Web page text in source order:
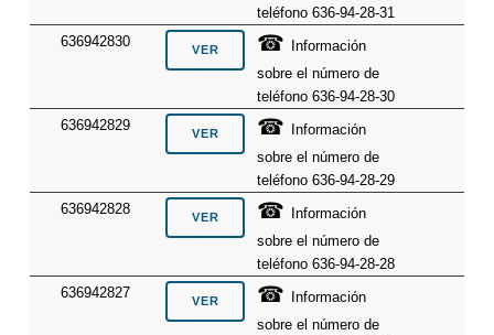
teléfono 636-94-28-31
636942830
☎
Información
sobre el número de
teléfono 636-94-28-30
636942829
☎
Información
sobre el número de
teléfono 636-94-28-29
636942828
☎
Información
sobre el número de
teléfono 636-94-28-28
636942827
☎
Información
sobre el número de